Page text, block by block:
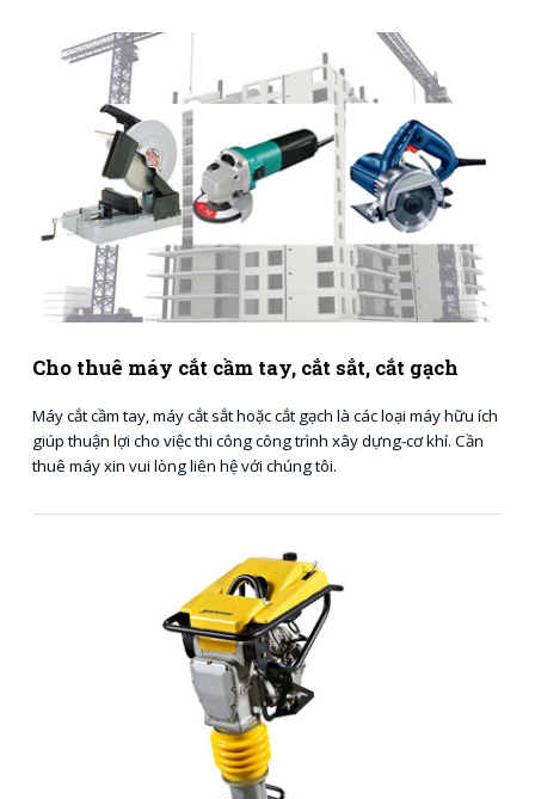
Cho thuê máy cắt cầm tay, cắt sắt, cắt gạch
Máy cắt cầm tay, máy cắt sắt hoặc cắt gạch là các loại máy hữu ích
giúp thuận lợi cho việc thi công công trình xây dựng-cơ khí. Cần
thuê máy xin vui lòng liên hệ với chúng tôi.